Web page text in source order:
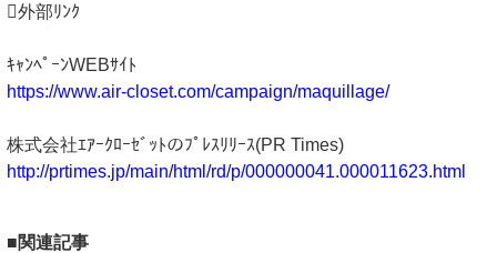
外部ﾘﾝｸ
ｷｬﾝﾍﾟｰﾝWEBｻｲﾄ
https://www.air-closet.com/campaign/maquillage/
株式会社ｴｱｰｸﾛｰｾﾞｯﾄのﾌﾟﾚｽﾘﾘｰｽ(PR Times)
http://prtimes.jp/main/html/rd/p/000000041.000011623.html
■関連記事